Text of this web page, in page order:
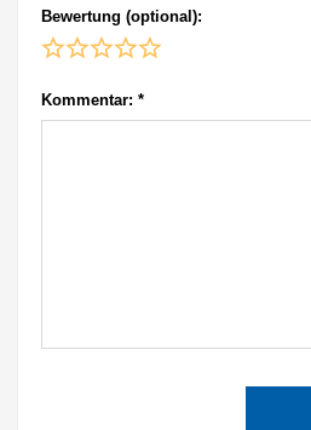
Bewertung (optional):
Kommentar: *